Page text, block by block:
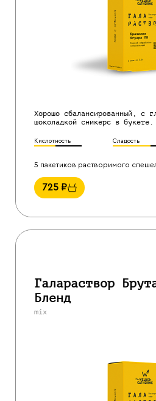
Хорошо сбалансированный, с
шоколадкой сникерс в букете.
Кислотность Сладость
5 пакетиков растворимого
725 ₽
Галараствор
Бленд
mix